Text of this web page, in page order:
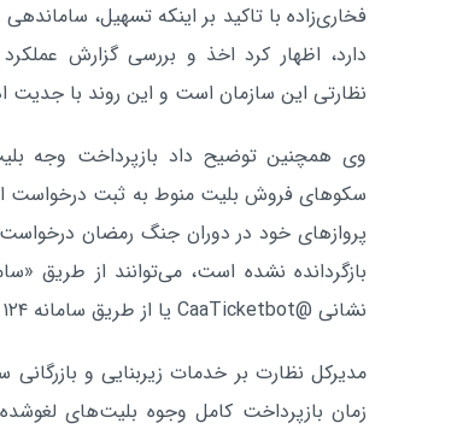
فخاری‌زاده با تاکید بر اینکه تسهیل،
دارد، اظهار کرد اخذ و بررسی گزارش
نظارتی این سازمان است و این روند با جدیت
وی همچنین توضیح داد بازپرداخت وجه
سکوهای فروش بلیت منوط به ثبت درخواست
پروازهای خود در دوران جنگ رمضان درخواست
بازگردانده نشده است، می‌توانند از طریق
نشانی @CaaTicketbot یا از طریق سامانه ۱۲۴ موضوع را پیگیری کنند.
مدیرکل نظارت بر خدمات زیربنایی و
زمان بازپرداخت کامل وجوه بلیت‌های